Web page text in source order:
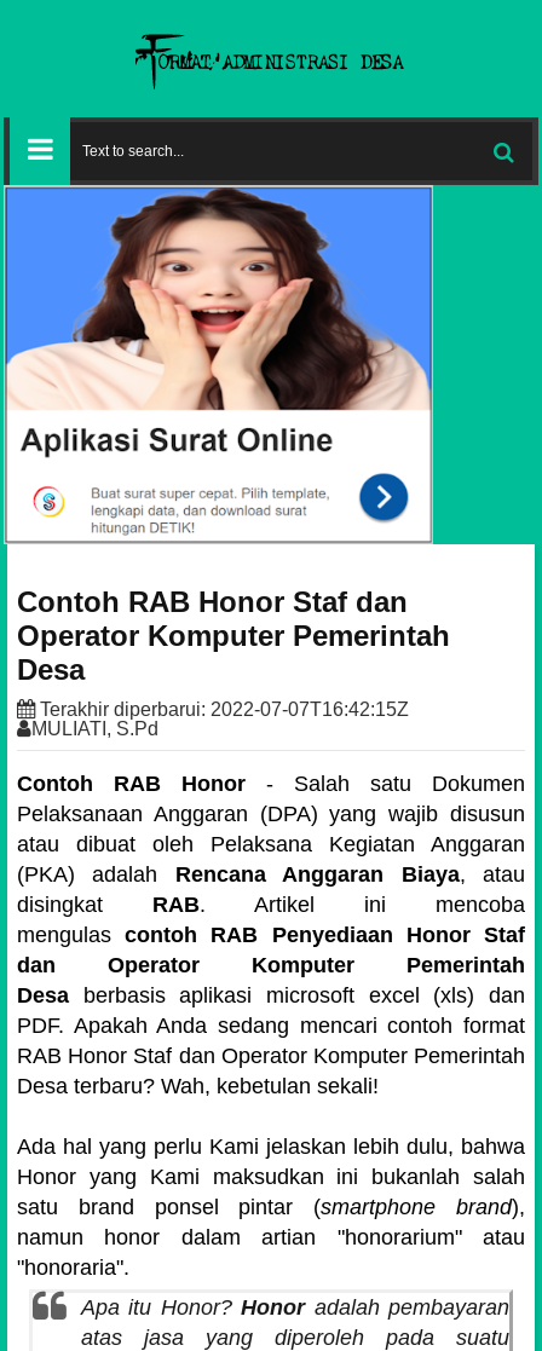
Contoh RAB Honor Staf dan
Operator Komputer Pemerintah
Desa
Terakhir diperbarui: 2022-07-07T16:42:15Z
MULIATI, S.Pd
Contoh RAB Honor - Salah satu Dokumen
Pelaksanaan Anggaran (DPA) yang wajib disusun
atau dibuat oleh Pelaksana Kegiatan Anggaran
(PKA) adalah Rencana Anggaran Biaya, atau
disingkat RAB. Artikel ini mencoba
mengulascontoh RAB Penyediaan Honor Staf
dan Operator Komputer Pemerintah
Desa berbasis aplikasi microsoft excel (xls) dan
PDF. Apakah Anda sedang mencari contoh format
RAB Honor Staf dan Operator Komputer Pemerintah
Desa terbaru? Wah, kebetulan sekali!
Ada hal yang perlu Kami jelaskan lebih dulu, bahwa
Honor yang Kami maksudkan ini bukanlah salah
satu brand ponsel pintar (smartphone brand),
namun honor dalam artian "honorarium" atau
"honoraria".
Apa itu Honor?Honoradalah pembayaran
atas jasa yang diperoleh pada suatu